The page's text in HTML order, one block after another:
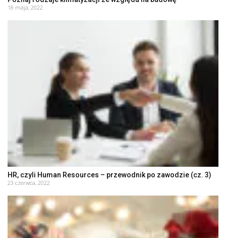
18 maja, 2022
HR, czyli Human Resources – przewodnik po zawodzie (cz. 3)
23 czerwca, 2022